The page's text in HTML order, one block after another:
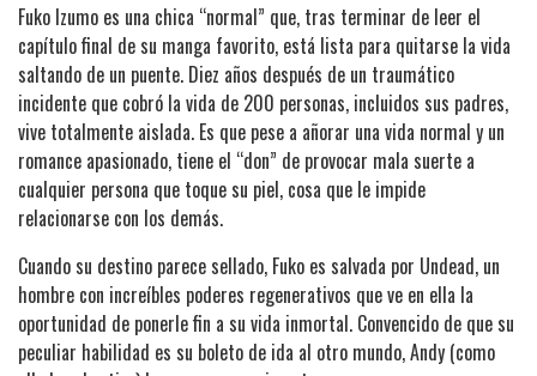
Fuko Izumo es una chica “normal” que, tras terminar de leer el
capítulo final de su manga favorito, está lista para quitarse la vida
saltando de un puente. Diez años después de un traumático
incidente que cobró la vida de 200 personas, incluidos sus padres,
vive totalmente aislada. Es que pese a añorar una vida normal y un
romance apasionado, tiene el “don” de provocar mala suerte a
cualquier persona que toque su piel, cosa que le impide
relacionarse con los demás.
Cuando su destino parece sellado, Fuko es salvada por Undead, un
hombre con increíbles poderes regenerativos que ve en ella la
oportunidad de ponerle fin a su vida inmortal. Convencido de que su
peculiar habilidad es su boleto de ida al otro mundo, Andy (como